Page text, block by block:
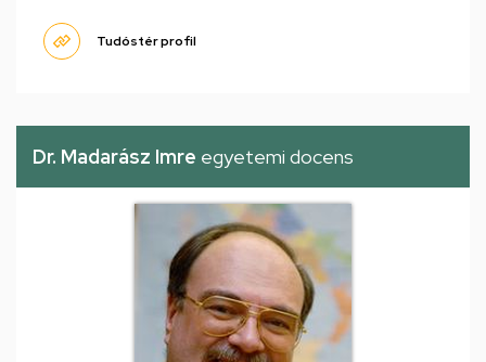
Tudóstér profil
Dr. Madarász Imre egyetemi docens